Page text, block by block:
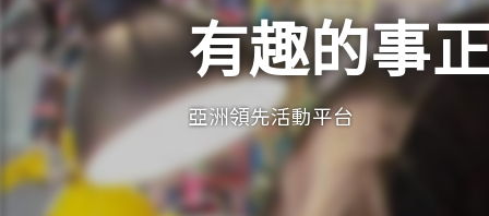
有趣的事
亞洲領先活動平台